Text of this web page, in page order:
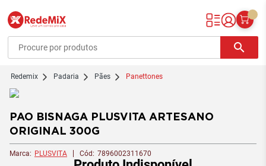
Redemix – Supermercado Online
search
redemix Padaria Pães Panettones
PAO BISNAGA PLUSVITA ARTESANO
ORIGINAL 300G
Marca: PLUSVITA Cód: 7896002311670